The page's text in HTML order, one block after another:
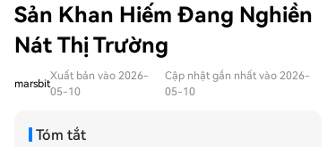
Sản Khan Hiếm Đang Nghiền
Nát Thị Trường
marsbit
Xuất bản vào 2026-
05-10
Cập nhật gần nhất vào 2026-
05-10
Tóm tắt